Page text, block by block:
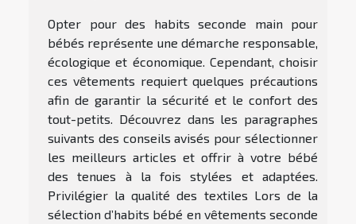
Opter pour des habits seconde main pour
bébés représente une démarche responsable,
écologique et économique. Cependant, choisir
ces vêtements requiert quelques précautions
afin de garantir la sécurité et le confort des
tout-petits. Découvrez dans les paragraphes
suivants des conseils avisés pour sélectionner
les meilleurs articles et offrir à votre bébé
des tenues à la fois stylées et adaptées.
Privilégier la qualité des textiles Lors de la
sélection d’habits bébé en vêtements seconde